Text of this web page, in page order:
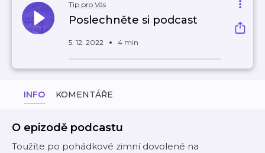
Tip pro Vás
Poslechněte si podcast
5. 12. 2022 4 min
INFO KOMENTÁŘE
O epizodě podcastu
Toužíte po pohádkové zimní dovolené na